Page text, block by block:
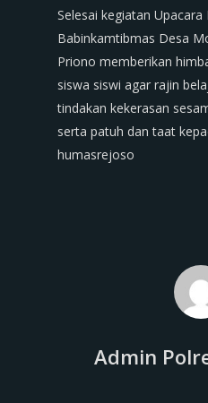
Selesai kegiatan
Babinkamtibmas Desa
Priono memberikan
siswa siswi agar rajin
tindakan kekerasan
serta patuh dan taat
humasrejoso
Admin